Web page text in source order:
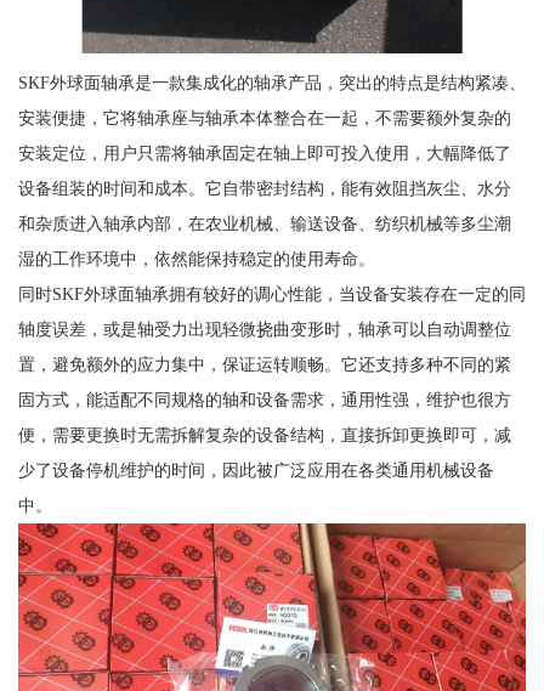
SKF外球面轴承是一款集成化的轴承产品，突出的特点是结构紧凑、
安装便捷，它将轴承座与轴承本体整合在一起，不需要额外复杂的
安装定位，用户只需将轴承固定在轴上即可投入使用，大幅降低了
设备组装的时间和成本。它自带密封结构，能有效阻挡灰尘、水分
和杂质进入轴承内部，在农业机械、输送设备、纺织机械等多尘潮
湿的工作环境中，依然能保持稳定的使用寿命。
同时SKF外球面轴承拥有较好的调心性能，当设备安装存在一定的同
轴度误差，或是轴受力出现轻微挠曲变形时，轴承可以自动调整位
置，避免额外的应力集中，保证运转顺畅。它还支持多种不同的紧
固方式，能适配不同规格的轴和设备需求，通用性强，维护也很方
便，需要更换时无需拆解复杂的设备结构，直接拆卸更换即可，减
少了设备停机维护的时间，因此被广泛应用在各类通用机械设备
中。